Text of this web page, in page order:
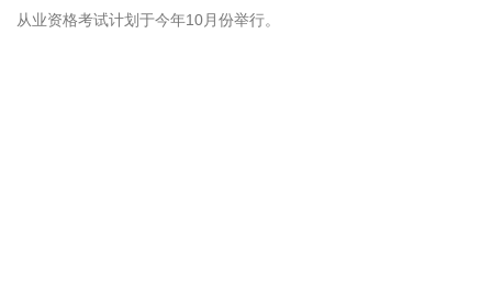
从业资格考试计划于今年10月份举行。